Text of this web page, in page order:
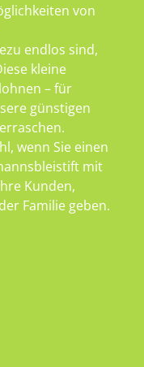
von
endlos sind,
kleine
– für
günstigen
wenn Sie einen
mit
Kunden,
Familie geben.